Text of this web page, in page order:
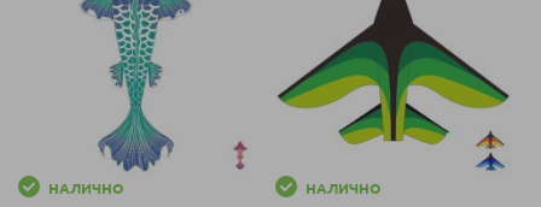
НАЛИЧНО НАЛИЧНО